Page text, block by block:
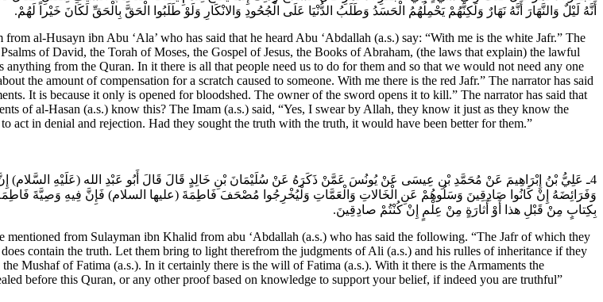
أَنَّهُ لَيْلٌ وَالنَّهَارَ أَنَّهُ نَهَارٌ وَلَكِنَّهُمْ يَحْمِلُهُمُ الْحَسَدُ وَطَلَبُ الدُّنْيَا عَلَى الْجُحُودِ وَالانْكَارِ وَلَوْ طَلَبُوا الْحَقَّ بِالْحَقِّ لَكَانَ خَيْراً لَهُمْ.
al-Husayn ibn Abu ‘Ala’ who has said that he heard Abu ‘Abdallah (a.s.) say: “With me is the white Jafr.” The
of David, the Torah of Moses, the Gospel of Jesus, the Books of Abraham, (the laws that explain) the lawful
from the Quran. In it there is all that people need us to do for them and so that we would not need any one
the amount of compensation for a scratch caused to someone. With me there is the red Jafr.” The narrator has said
It is because it only is opened for bloodshed. The owner of the sword opens it to kill.” The narrator has said that
of al-Hasan (a.s.) know this? The Imam (a.s.) said, “Yes, I swear by Allah, they know it just as they know the
act in denial and rejection. Had they sought the truth with the truth, it would have been better for them.”
4ـ عَلِيُّ بْنُ إِبْرَاهِيمَ عَنْ مُحَمَّدِ بْنِ عِيسَى عَنْ يُونُسَ عَمَّنْ ذَكَرَهُ عَنْ سُلَيْمَانَ بْنِ خَالِدٍ قَالَ قَالَ أَبُو عَبْدِ الله (عَلَيْهِ السَّلام)
وَفَرَائِضَهُ إِنْ كَانُوا صَادِقِينَ وَسَلُوهُمْ عَنِ الْخَالاتِ وَالْعَمَّاتِ وَلْيُخْرِجُوا مُصْحَفَ فَاطِمَةَ (عليها السلام) فَإِنَّ فِيهِ وَصِيَّةَ
بِكِتابٍ مِنْ قَبْلِ هذا أَوْ أَثارَةٍ مِنْ عِلْمٍ إِنْ كُنْتُمْ صادِقِينَ.
from Sulayman ibn Khalid from abu ‘Abdallah (a.s.) who has said the following. “The Jafr of which they
contain the truth. Let them bring to light therefrom the judgments of Ali (a.s.) and his rulles of inheritance if they
Mushaf of Fatima (a.s.). In it certainly there is the will of Fatima (a.s.). With it there is the Armaments the
before this Quran, or any other proof based on knowledge to support your belief, if indeed you are truthful”